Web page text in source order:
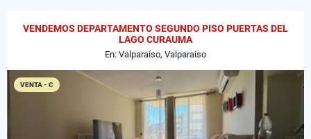
VENDEMOS DEPARTAMENTO SEGUNDO PISO PUERTAS DEL
LAGO CURAUMA
En: Valparaíso, Valparaiso
VENTA - C